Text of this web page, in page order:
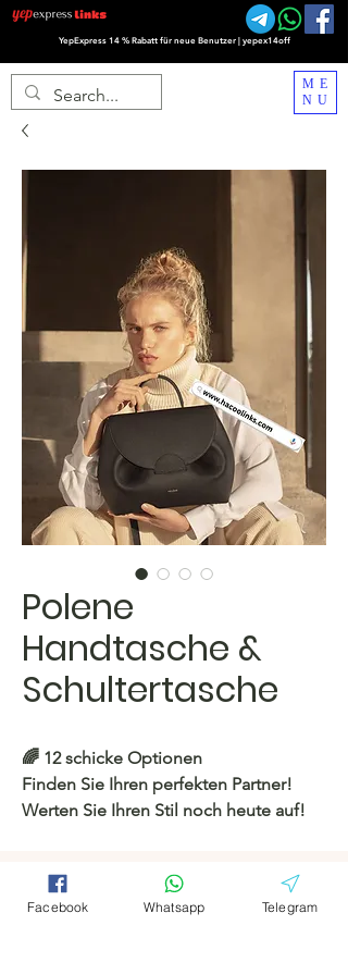
YepExpress 14 % Rabatt für neue Benutzer | yepex14off
ME
NU
Polene
Handtasche &
Schultertasche
🌈 12 schicke Optionen
Finden Sie Ihren perfekten Partner!
Werten Sie Ihren Stil noch heute auf!
Hacoo Store
Verbinden
Facebook
Facebook
Facebook Whatsapp Telegram